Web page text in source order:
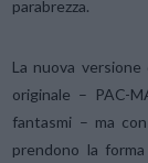
parabrezza.
La nuova
originale – PAC-
fantasmi – ma
prendono la